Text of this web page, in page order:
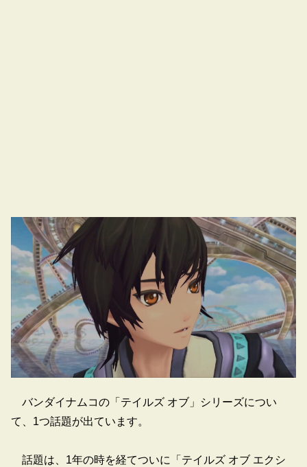
バンダイナムコの「テイルズ オブ」シリーズについ
て、1つ話題が出ています。
話題は、1年の時を経てついに「テイルズ オブ エクシ